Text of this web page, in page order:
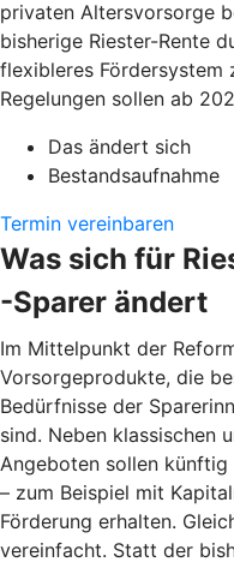
privaten Altersvorsorge
bisherige Riester-Rente
flexibleres Fördersystem
Regelungen sollen ab
Das ändert sich
Bestandsaufnahme
Termin vereinbaren
Was sich für
-Sparer ändert
Im Mittelpunkt der
Vorsorgeprodukte, die
Bedürfnisse der
sind. Neben klassischen
Angeboten sollen
– zum Beispiel mit
Förderung erhalten.
vereinfacht. Statt der